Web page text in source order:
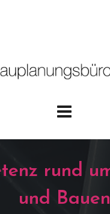
rund
und Bauen